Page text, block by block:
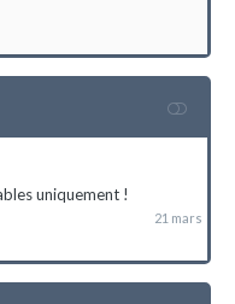
uniquement !